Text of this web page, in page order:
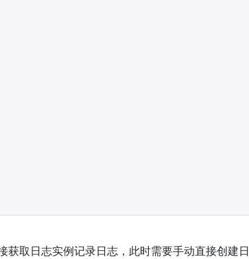
取日志实例记录日志，此时需要手动直接创建日